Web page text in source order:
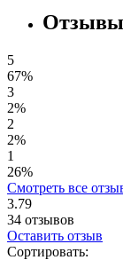
Отзывы
5
67%
3
2%
2
2%
1
26%
Смотреть все
3.79
34 отзывов
Оставить отзыв
Сортировать: